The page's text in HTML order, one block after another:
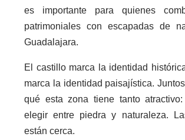
es importante para quienes
patrimoniales con escapadas de
Guadalajara.
El castillo marca la identidad
marca la identidad paisajística.
qué esta zona tiene tanto
elegir entre piedra y naturaleza.
están cerca.